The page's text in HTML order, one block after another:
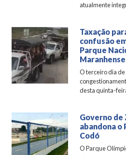
atualmente
Taxação
confusão
Parque
O terceiro dia
desta quinta-
Governo de
abandona o
Codó
O Parque